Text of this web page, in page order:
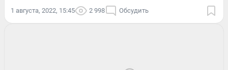
1 августа, 2022, 15:45 2 998 Обсудить